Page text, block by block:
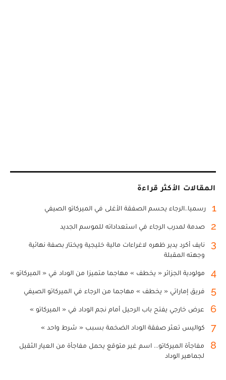
المقالات الأكثر قراءة
1 رسميا..الرجاء يحسم الصفقة الأغلى في الميركاتو الصيفي
2 صدمة لمدرب الرجاء في استعداداته للموسم الجديد
3
نايف أكرد يدير ظهره لاغراءات مالية خليجية ويختار بصفة نهائية
وجهته المقبلة
4 مولودية الجزائر « يخطف » مهاجما متميزا من الوداد في « الميركاتو »
5 فريق إماراتي « يخطف » مهاجما من الرجاء في الميركاتو الصيفي
6 عرض خارجي يفتح باب الرحيل أمام نجم الوداد في « الميركاتو »
7 كواليس تعثر صفقة الوداد الضخمة بسبب « شرط واحد »
8
مفاجأة الميركاتو... اسم غير متوقع يحمل مفاجأة من العيار الثقيل
لجماهير الوداد